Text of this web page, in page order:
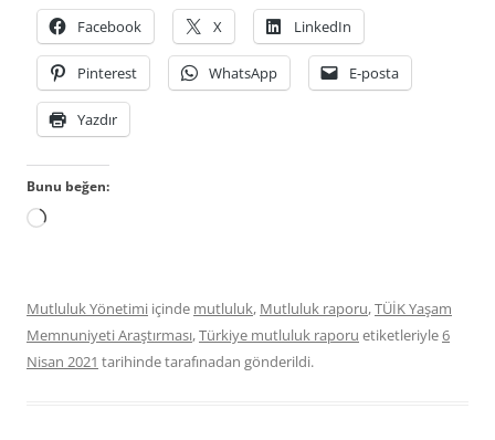
Facebook X LinkedIn
Pinterest WhatsApp E-posta
Yazdır
Bunu beğen:
Yükleniyor...
Mutluluk Yönetimi içinde mutluluk, Mutluluk raporu,TÜİK Yaşam
Memnuniyeti Araştırması,Türkiye mutluluk raporu etiketleriyle6
Nisan 2021 tarihindetarafınadan gönderildi.